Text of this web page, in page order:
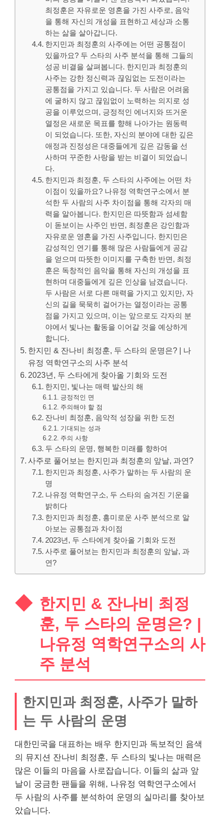
최정훈은 자유로운 영혼을 가진 사주로, 음악
을 통해 자신의 개성을 표현하고 세상과 소통
하는 삶을 살아갑니다.
한지민과 최정훈의 사주에는 어떤 공통점이
있을까요? 두 스타의 사주 분석을 통해 그들의
성공 비결을 살펴봅니다. 한지민과 최정훈의
사주는 강한 정신력과 끊임없는 도전이라는
공통점을 가지고 있습니다. 두 사람은 어려움
에 굴하지 않고 끊임없이 노력하는 의지로 성
공을 이루었으며, 긍정적인 에너지와 뜨거운
열정은 새로운 목표를 향해 나아가는 원동력
이 되었습니다. 또한, 자신의 분야에 대한 깊은
애정과 진정성은 대중들에게 깊은 감동을 선
사하며 꾸준한 사랑을 받는 비결이 되었습니
다.
한지민과 최정훈, 두 스타의 사주에는 어떤 차
이점이 있을까요? 나유정 역학연구소에서 분
석한 두 사람의 사주 차이점을 통해 각자의 매
력을 알아봅니다. 한지민은 따뜻함과 섬세함
이 돋보이는 사주인 반면, 최정훈은 강인함과
자유로운 영혼을 가진 사주입니다. 한지민은
감성적인 연기를 통해 많은 사람들에게 공감
을 얻으며 따뜻한 이미지를 구축한 반면, 최정
훈은 독창적인 음악을 통해 자신의 개성을 표
현하며 대중들에게 깊은 인상을 남겼습니다.
두 사람은 서로 다른 매력을 가지고 있지만, 자
신의 길을 묵묵히 걸어가는 열정이라는 공통
점을 가지고 있으며, 이는 앞으로도 각자의 분
야에서 빛나는 활동을 이어갈 것을 예상하게
합니다.
한지민 & 잔나비 최정훈, 두 스타의 운명은? | 나
유정 역학연구소의 사주 분석
2023년, 두 스타에게 찾아올 기회와 도전
한지민, 빛나는 매력 발산의 해
긍정적인 면
주의해야 할 점
잔나비 최정훈, 음악적 성장을 위한 도전
기대되는 성과
주의 사항
두 스타의 운명, 행복한 미래를 향하여
사주로 풀어보는 한지민과 최정훈의 앞날, 과연?
한지민과 최정훈, 사주가 말하는 두 사람의 운
명
나유정 역학연구소, 두 스타의 숨겨진 기운을
밝히다
한지민과 최정훈, 흥미로운 사주 분석으로 알
아보는 공통점과 차이점
2023년, 두 스타에게 찾아올 기회와 도전
사주로 풀어보는 한지민과 최정훈의 앞날, 과
연?
한지민 & 잔나비 최정
훈, 두 스타의 운명은? |
나유정 역학연구소의 사
주 분석
한지민과 최정훈, 사주가 말하
는 두 사람의 운명
대한민국을 대표하는 배우 한지민과 독보적인 음색
의 뮤지션 잔나비 최정훈, 두 스타의 빛나는 매력은
많은 이들의 마음을 사로잡습니다. 이들의 삶과 앞
날이 궁금한 팬들을 위해, 나유정 역학연구소에서
두 사람의 사주를 분석하여 운명의 실마리를 찾아보
았습니다.